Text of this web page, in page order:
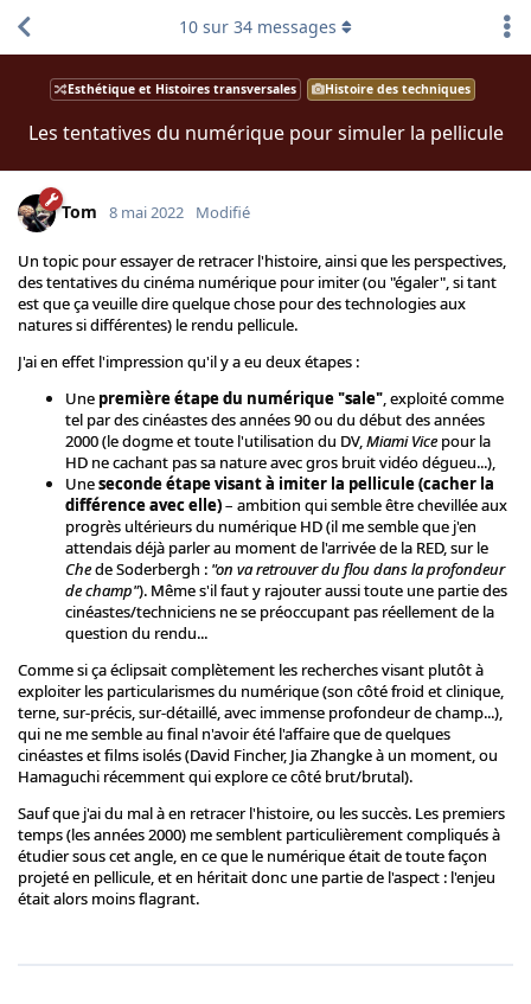
Esthétique et Histoires transversales Histoire des techniques
Les tentatives du numérique pour simuler la pellicule
10 sur 34 messages
Tom 8 mai 2022 Modifié
Un topic pour essayer de retracer l'histoire, ainsi que les perspectives,
des tentatives du cinéma numérique pour imiter (ou "égaler", si tant
est que ça veuille dire quelque chose pour des technologies aux
natures si différentes) le rendu pellicule.
J'ai en effet l'impression qu'il y a eu deux étapes :
Une première étape du numérique "sale", exploité comme
tel par des cinéastes des années 90 ou du début des années
2000 (le dogme et toute l'utilisation du DV,Miami Vice pour la
HD ne cachant pas sa nature avec gros bruit vidéo dégueu...),
Uneseconde étape visant à imiter la pellicule (cacher la
différence avec elle)– ambition qui semble être chevillée aux
progrès ultérieurs du numérique HD (il me semble que j'en
attendais déjà parler au moment de l'arrivée de la RED, sur le
Chede Soderbergh : "on va retrouver du flou dans la profondeur
de champ"). Même s'il faut y rajouter aussi toute une partie des
cinéastes/techniciens ne se préoccupant pas réellement de la
question du rendu...
Comme si ça éclipsait complètement les recherches visant plutôt à
exploiter les particularismes du numérique (son côté froid et clinique,
terne, sur-précis, sur-détaillé, avec immense profondeur de champ...),
qui ne me semble au final n'avoir été l'affaire que de quelques
cinéastes et films isolés (David Fincher, Jia Zhangke à un moment, ou
Hamaguchi récemment qui explore ce côté brut/brutal).
Sauf que j'ai du mal à en retracer l'histoire, ou les succès. Les premiers
temps (les années 2000) me semblent particulièrement compliqués à
étudier sous cet angle, en ce que le numérique était de toute façon
projeté en pellicule, et en héritait donc une partie de l'aspect : l'enjeu
était alors moins flagrant.